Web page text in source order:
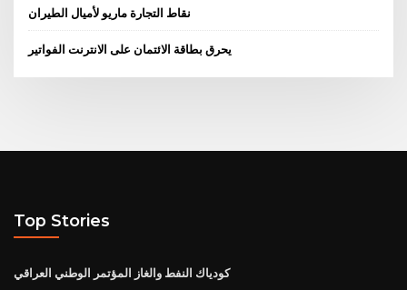
نقاط التجارة ماريو لأميال الطيران
يحرق بطاقة الائتمان على الانترنت الفواتير
Top Stories
كودياك النفط والغاز المؤتمر الوطني العراقي